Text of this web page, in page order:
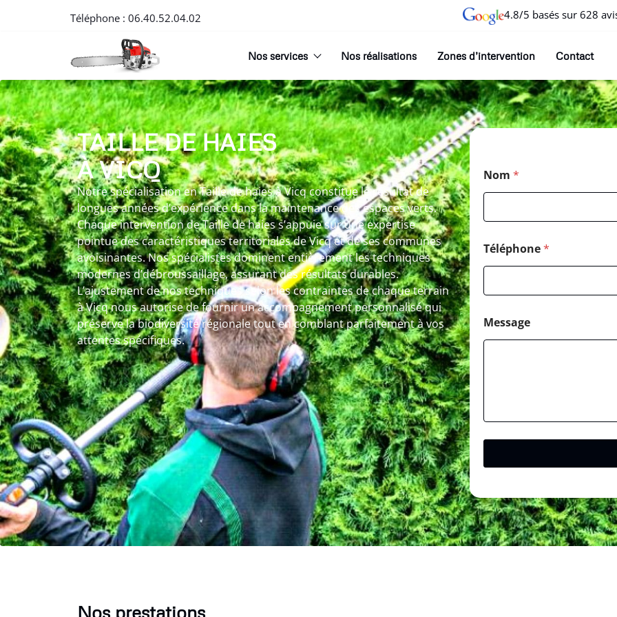
Téléphone : 06.40.52.04.02 4.8/5 basés sur 628
Nos services Nos réalisations Zones d’intervention Contact
TAILLE DE HAIES
À VICQ
Notre spécialisation en Taille de haies à Vicq constitue le résultat de
longues années d’expérience dans la maintenance des espaces verts.
Chaque intervention de Taille de haies s’appuie sur une expertise
pointue des caractéristiques territoriales de Vicq et de ses communes
avoisinantes. Nos spécialistes dominent entièrement les techniques
modernes d’débroussaillage, assurant des résultats durables.
L’ajustement de nos techniques selon les contraintes de chaque terrain
à Vicq nous autorise de fournir un accompagnement personnalisé qui
préserve la biodiversité régionale tout en comblant parfaitement à vos
attentes spécifiques.
Nom *
Téléphone*
Message
Nos prestations